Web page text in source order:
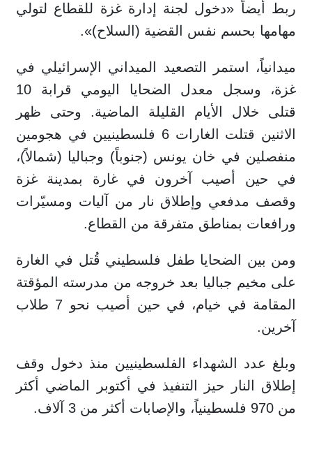
ربط أيضاً «دخول لجنة إدارة غزة للقطاع لتولي
مهامها بحسم نفس القضية (السلاح)».
ميدانياً، استمر التصعيد الميداني الإسرائيلي في
غزة، وسجل معدل الضحايا اليومي قرابة 10
قتلى خلال الأيام القليلة الماضية. وحتى ظهر
الاثنين قتلت الغارات 6 فلسطينيين في هجومين
منفصلين في خان يونس (جنوباً) وجباليا (شمالاً)،
في حين أصيب آخرون في غارة بمدينة غزة
وقصف مدفعي وإطلاق نار من آليات ومسيّرات
ورافعات بمناطق متفرقة من القطاع.
ومن بين الضحايا طفل فلسطيني قُتل في الغارة
على مخيم جباليا بعد خروجه من مدرسته المؤقتة
المقامة في خيام، في حين أصيب نحو 7 طلاب
آخرين.
وبلغ عدد الشهداء الفلسطينيين منذ دخول وقف
إطلاق النار حيز التنفيذ في أكتوبر الماضي أكثر
من 970 فلسطينياً، والإصابات أكثر من 3 آلاف.